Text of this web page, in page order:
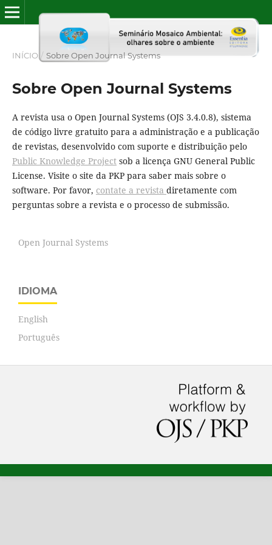
INÍCIO / Sobre Open Journal Systems
Sobre Open Journal Systems
A revista usa o Open Journal Systems (OJS 3.4.0.8), sistema
de código livre gratuito para a administração e a publicação
de revistas, desenvolvido com suporte e distribuição pelo
Public Knowledge Projectsob a licença GNU General Public
License. Visite o site da PKP para saber mais sobre o
software. Por favor, contate a revista diretamente com
perguntas sobre a revista e o processo de submissão.
Open Journal Systems
IDIOMA
English
Português